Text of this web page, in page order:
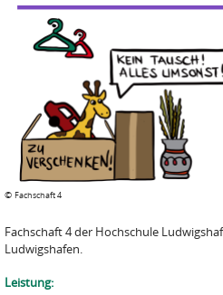
© Fachschaft 4
Fachschaft 4 der Hochschule
Ludwigshafen.
Leistung: